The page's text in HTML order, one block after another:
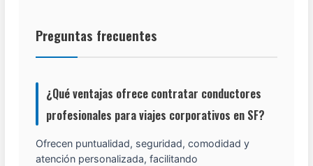
Preguntas frecuentes
¿Qué ventajas ofrece contratar conductores
profesionales para viajes corporativos en SF?
Ofrecen puntualidad, seguridad, comodidad y
atención personalizada, facilitando